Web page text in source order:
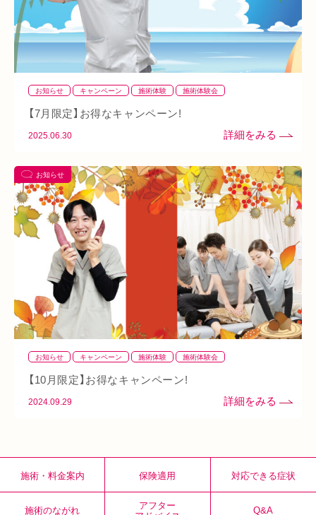
シワ・シミ・たるみ 手首
四十肩 五十肩 代謝 めまい 眼精疲労 スマホ首
美肌 自律神経失調症 寝違え ぎっくり腰 美容鍼
熱中症 夏バテ 寺田町 オープン 秋バテ
酵素ドリンク
ばね指 小顔 乾燥肌 日焼け 地下街 本町
阪急桂駅 天満橋 天王寺 頸椎椎間板ヘルニア
整骨院 好転反応 脱水症状 反り腰
なんばウォーク イオンタウン小阪 今里 クリスタ長堀
駅構内 八戸ノ里駅 呼吸 玉造 春バテ
お知らせ キャンペーン 施術体験 施術体験会
【7月限定】お得なキャンペーン!
2025.06.30
お知らせ
お知らせ キャンペーン 施術体験 施術体験会
【10月限定】お得なキャンペーン!
2024.09.29
施術・料金案内 保険適用 対応できる症状
施術のながれ アフター Q&A